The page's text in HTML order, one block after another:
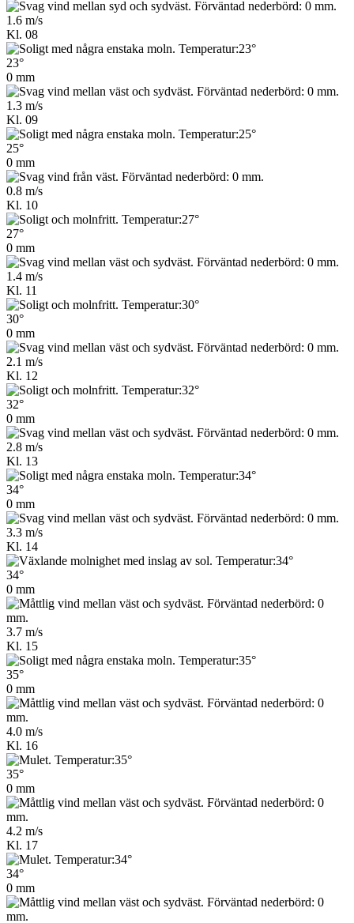
1.6 m/s
Kl. 08
23°
0 mm
1.3 m/s
Kl. 09
25°
0 mm
0.8 m/s
Kl. 10
27°
0 mm
1.4 m/s
Kl. 11
30°
0 mm
2.1 m/s
Kl. 12
32°
0 mm
2.8 m/s
Kl. 13
34°
0 mm
3.3 m/s
Kl. 14
34°
0 mm
3.7 m/s
Kl. 15
35°
0 mm
4.0 m/s
Kl. 16
35°
0 mm
4.2 m/s
Kl. 17
34°
0 mm